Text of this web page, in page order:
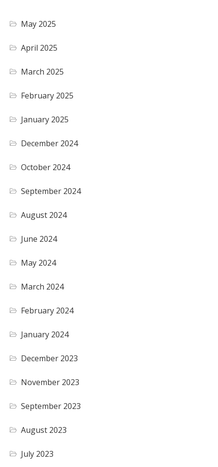
May 2025
April 2025
March 2025
February 2025
January 2025
December 2024
October 2024
September 2024
August 2024
June 2024
May 2024
March 2024
February 2024
January 2024
December 2023
November 2023
September 2023
August 2023
July 2023